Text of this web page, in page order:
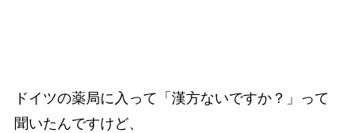
ドイツの薬局に入って「漢方ないですか？」って
聞いたんですけど、